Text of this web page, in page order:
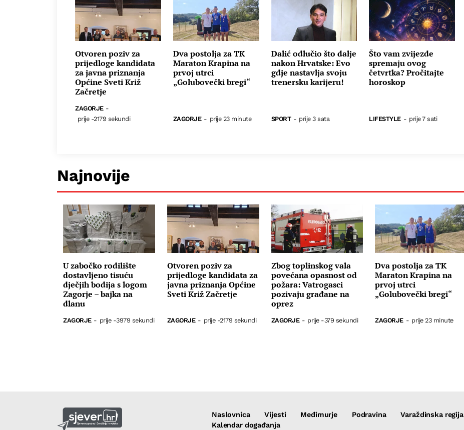
Otvoren poziv za
prijedloge kandidata
za javna priznanja
Općine Sveti Križ
Začretje
ZAGORJE -
prije -2179 sekundi
Dva postolja za TK
Maraton Krapina na
prvoj utrci
„Golubovečki bregi“
ZAGORJE - prije 23 minute
Dalić odlučio što dalje
nakon Hrvatske: Evo
gdje nastavlja svoju
trenersku karijeru!
SPORT - prije 3 sata
Što vam zvijezde
spremaju ovog
četvrtka? Pročitajte
horoskop
LIFESTYLE - prije 7 sati
Najnovije
U zabočko rodilište
dostavljeno tisuću
dječjih bodija s logom
Zagorje – bajka na
dlanu
ZAGORJE - prije -3979 sekundi
Otvoren poziv za
prijedloge kandidata za
javna priznanja Općine
Sveti Križ Začretje
ZAGORJE - prije -2179 sekundi
Zbog toplinskog vala
povećana opasnost od
požara: Vatrogasci
pozivaju građane na
oprez
ZAGORJE - prije -379 sekundi
Dva postolja za TK
Maraton Krapina na
prvoj utrci
„Golubovečki bregi“
ZAGORJE - prije 23 minute
Naslovnica Vijesti Međimurje Podravina Varaždinska regija
Kalendar događanja